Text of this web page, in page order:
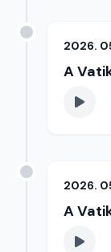
2026.
A
2026.
A